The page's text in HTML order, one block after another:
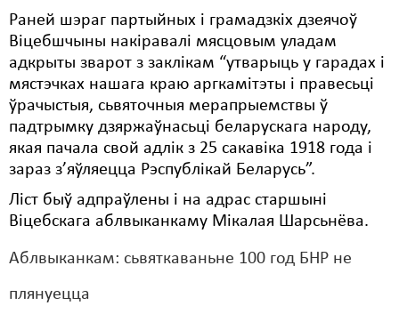
Раней шэраг партыйных і грамадзкіх дзеячоў
Віцебшчыны накіравалі мясцовым уладам
адкрыты зварот з заклікам “утварыць у гарадах і
мястэчках нашага краю аргкамітэты і правесьці
ўрачыстыя, сьвяточныя мерапрыемствы ў
падтрымку дзяржаўнасьці беларускага народу,
якая пачала свой адлік з 25 сакавіка 1918 года і
зараз з’яўляецца Рэспублікай Беларусь”.
Ліст быў адпраўлены і на адрас старшыні
Віцебскага аблвыканкаму Мікалая Шарсьнёва.
Аблвыканкам: сьвяткаваньне 100 год БНР не
плянуецца